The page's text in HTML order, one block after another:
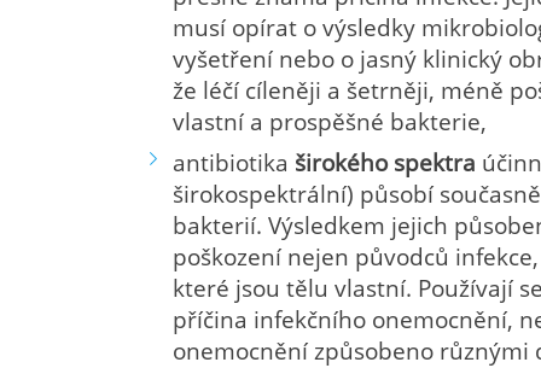
musí opírat o výsledky
vyšetření nebo o jasný klinický
že léčí cíleněji a šetrněji, méně
vlastní a prospěšné bakterie,
antibiotika širokého spektra
širokospektrální) působí
bakterií. Výsledkem jejich
poškození nejen původců
které jsou tělu vlastní. Používají
příčina infekčního onemocnění,
onemocnění způsobeno